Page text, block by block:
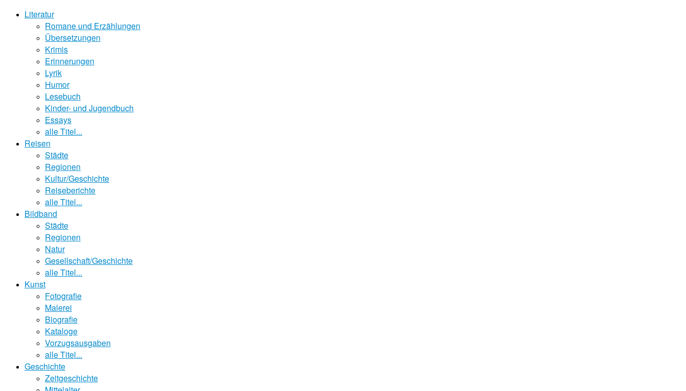
Literatur
Romane und Erzählungen
Übersetzungen
Krimis
Erinnerungen
Lyrik
Humor
Lesebuch
Kinder- und Jugendbuch
Essays
alle Titel...
Reisen
Städte
Regionen
Kultur/Geschichte
Reiseberichte
alle Titel...
Bildband
Städte
Regionen
Natur
Gesellschaft/Geschichte
alle Titel...
Kunst
Fotografie
Malerei
Biografie
Kataloge
Vorzugsausgaben
alle Titel...
Geschichte
Zeitgeschichte